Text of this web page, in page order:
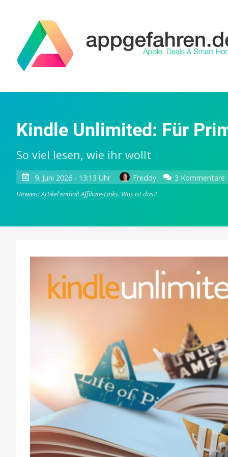
Kindle Unlimited: Für
So viel lesen, wie ihr wollt
9. Juni 2026 - 13:13 Uhr Freddy 3 Kommentare
Hinweis: Artikel enthält Affiliate-Links. Was ist das?